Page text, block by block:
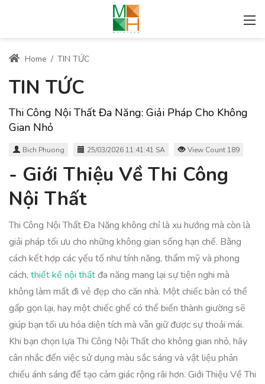
Home / TIN TỨC
TIN TỨC
Thi Công Nội Thất Đa Năng: Giải Pháp Cho Không
Gian Nhỏ
Bich Phuong 25/03/2026 11:41:41 SA View Count 189
- Giới Thiệu Về Thi Công
Nội Thất
Thi Công Nội Thất Đa Năng không chỉ là xu hướng mà còn là
giải pháp tối ưu cho những không gian sống hạn chế. Bằng
cách kết hợp các yếu tố như tính năng, thẩm mỹ và phong
cách, thiết kế nội thấtđa năng mang lại sự tiện nghi mà
không làm mất đi vẻ đẹp cho căn nhà. Một chiếc bàn có thể
gấp gọn lại, hay một chiếc ghế có thể biến thành giường sẽ
giúp bạn tối ưu hóa diện tích mà vẫn giữ được sự thoải mái.
Khi bạn chọn lựa Thi Công Nội Thất cho không gian nhỏ, hãy
cân nhắc đến việc sử dụng màu sắc sáng và vật liệu phản
chiếu ánh sáng để tạo cảm giác rộng rãi hơn. Giới Thiệu Về Thi